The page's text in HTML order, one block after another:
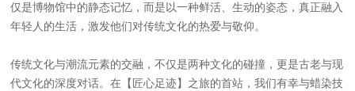
仅是博物馆中的静态记忆，而是以一种鲜活、生动的姿态，真正融入
年轻人的生活，激发他们对传统文化的热爱与敬仰。
传统文化与潮流元素的交融，不仅是两种文化的碰撞，更是古老与现
代文化的深度对话。在【匠心足迹】之旅的首站，我们有幸与蜡染技